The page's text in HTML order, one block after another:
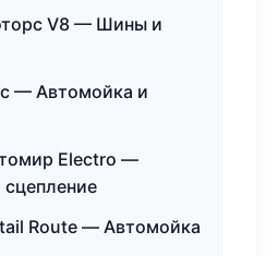
V8 — Шины и
— Автомойка и
Electro —
Route — Автомойка